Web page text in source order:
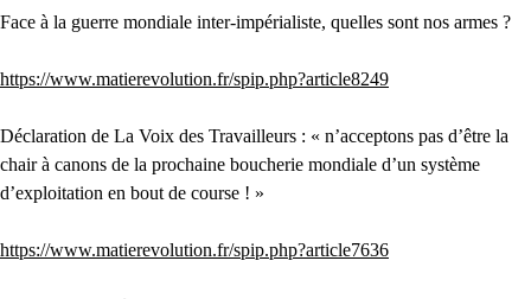
Face à la guerre mondiale inter-impérialiste, quelles sont nos armes ?
https://www.matierevolution.fr/spip.php?article8249
Déclaration de La Voix des Travailleurs : « n’acceptons pas d’être la
chair à canons de la prochaine boucherie mondiale d’un système
d’exploitation en bout de course ! »
https://www.matierevolution.fr/spip.php?article7636